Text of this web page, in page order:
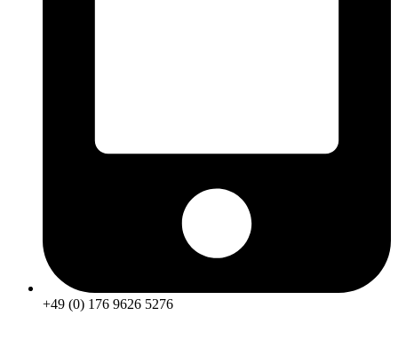
+49 (0) 176 9626 5276